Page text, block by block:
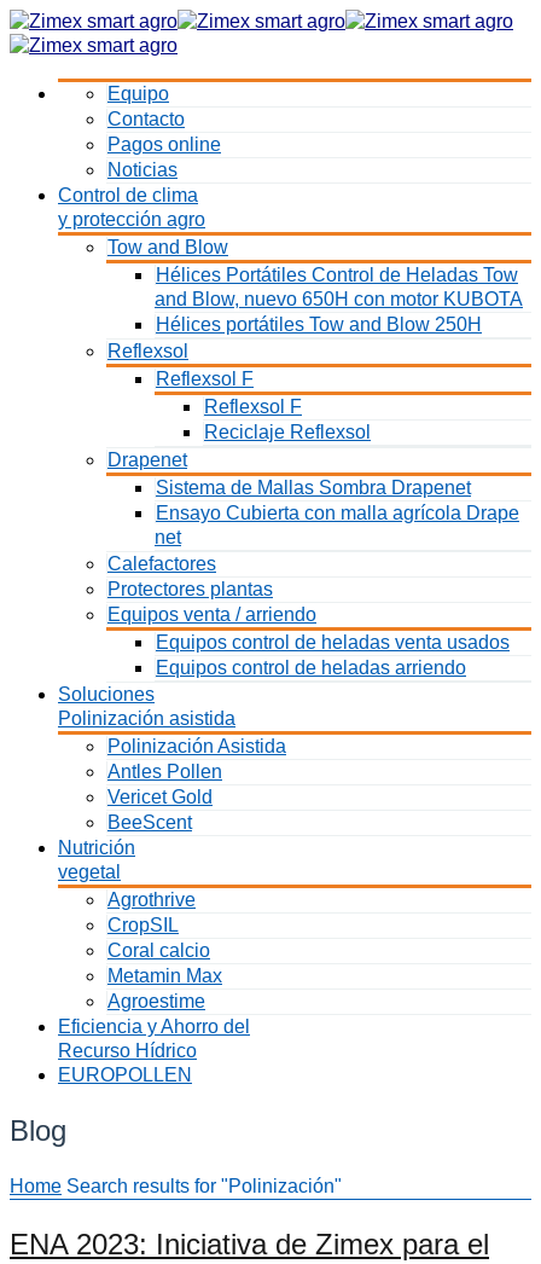
Equipo
Contacto
Pagos online
Noticias
Control de clima
y protección agro
Tow and Blow
Hélices Portátiles Control de Heladas Tow
and Blow, nuevo 650H con motor KUBOTA
Hélices portátiles Tow and Blow 250H
Reflexsol
Reflexsol F
Reflexsol F
Reciclaje Reflexsol
Drapenet
Sistema de Mallas Sombra Drapenet
Ensayo Cubierta con malla agrícola Drape
net
Calefactores
Protectores plantas
Equipos venta / arriendo
Equipos control de heladas venta usados
Equipos control de heladas arriendo
Soluciones
Polinización asistida
Polinización Asistida
Antles Pollen
Vericet Gold
BeeScent
Nutrición
vegetal
Agrothrive
CropSIL
Coral calcio
Metamin Max
Agroestime
Eficiencia y Ahorro del
Recurso Hídrico
EUROPOLLEN
Blog
Home Search results for "Polinización"
ENA 2023: Iniciativa de Zimex para el